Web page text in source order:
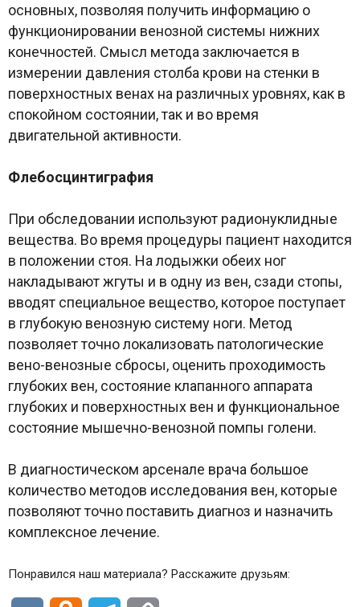
основных, позволяя получить информацию о
функционировании венозной системы нижних
конечностей. Смысл метода заключается в
измерении давления столба крови на стенки в
поверхностных венах на различных уровнях, как в
спокойном состоянии, так и во время
двигательной активности.
Флебосцинтиграфия
При обследовании используют радионуклидные
вещества. Во время процедуры пациент находится
в положении стоя. На лодыжки обеих ног
накладывают жгуты и в одну из вен, сзади стопы,
вводят специальное вещество, которое поступает
в глубокую венозную систему ноги. Метод
позволяет точно локализовать патологические
вено-венозные сбросы, оценить проходимость
глубоких вен, состояние клапанного аппарата
глубоких и поверхностных вен и функциональное
состояние мышечно-венозной помпы голени.
В диагностическом арсенале врача большое
количество методов исследования вен, которые
позволяют точно поставить диагноз и назначить
комплексное лечение.
Понравился наш материала? Расскажите друзьям: